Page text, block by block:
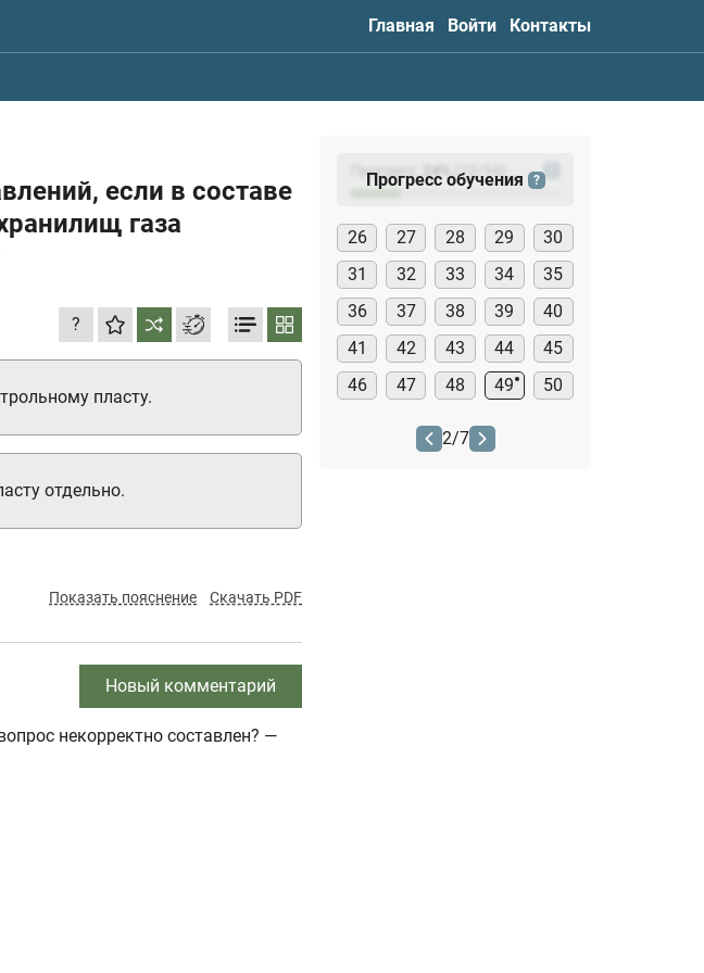
Главная Войти Контакты
если в составе
газа
?
пласту.
отдельно.
Показать пояснение Скачать PDF
Новый комментарий
некорректно составлен? —
Прогресс: (23
Прогресс обучения ?
26 27 28 29
30
31
32 33 34
35
36
37 38 39
40
41
42 43 44
45
46
47 48 49 50
2/7